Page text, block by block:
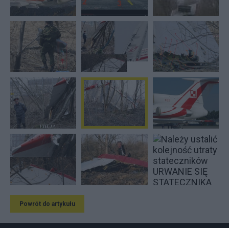
Powrót do artykułu